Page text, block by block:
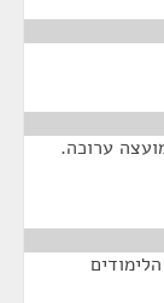
וגם המועצה ערוכה.